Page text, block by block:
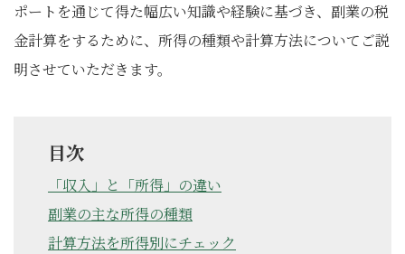
ポートを通じて得た幅広い知識や経験に基づき、副業の税
金計算をするために、所得の種類や計算方法についてご説
明させていただきます。
目次
「収入」と「所得」の違い
副業の主な所得の種類
計算方法を所得別にチェック